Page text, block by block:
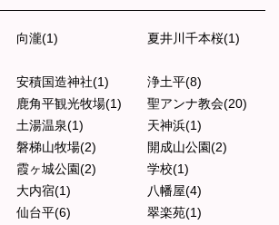
向瀧(1) 夏井川千本桜(1)
安積国造神社(1)
浄土平(8)
鹿角平観光牧場(1)
聖アンナ教会(20)
土湯温泉(1)
天神浜(1)
磐梯山牧場(2)
開成山公園(2)
霞ヶ城公園(2)
学校(1)
大内宿(1)
八幡屋(4)
仙台平(6)
翠楽苑(1)